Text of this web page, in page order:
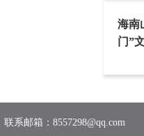
海南
门”
联系邮箱：8557298@qq.com